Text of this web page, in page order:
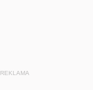
REKLAMA